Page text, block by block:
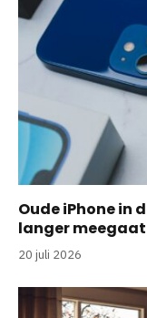
Oude iPhone in
langer
20 juli 2026